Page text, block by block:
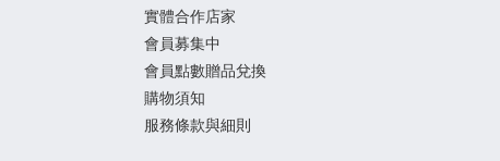
實體合作店家
會員募集中
會員點數贈品兌換
購物須知
服務條款與細則